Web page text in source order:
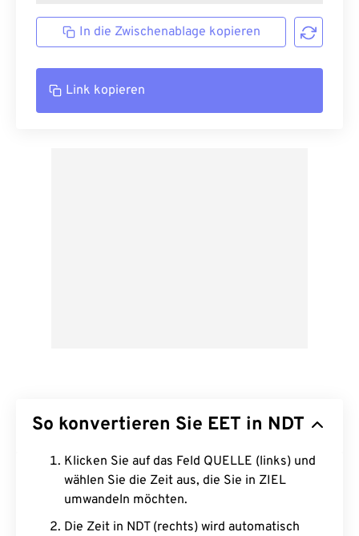
In die Zwischenablage kopieren
Link kopieren
So konvertieren Sie EET in NDT
Klicken Sie auf das Feld QUELLE (links) und
wählen Sie die Zeit aus, die Sie in ZIEL
umwandeln möchten.
Die Zeit in NDT (rechts) wird automatisch